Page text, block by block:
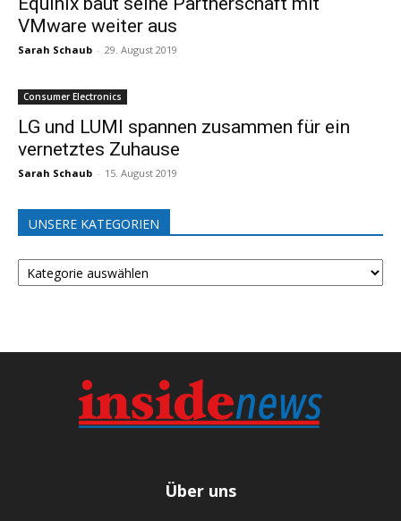
VMware weiter aus
Sarah Schaub - 29. August 2019
Consumer Electronics
LG und LUMI spannen zusammen für ein
vernetztes Zuhause
Sarah Schaub - 15. August 2019
UNSERE KATEGORIEN
UNSERE
KATEGORIEN
Über uns